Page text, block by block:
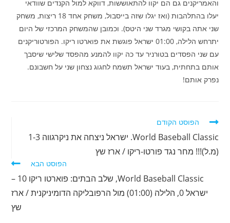
והאמריקנים גם הם יקוו להתאוששות, דווקא למול הקנדים שוודאי
יעלו בהתלהבות (ואז יגלו שזה בייסבול, משחק אחד 18 ריצות, משחק
שני אתה בקושי מגרד שני היטס). וכמובן שהמשחק המרכזי של היום
יתרחש הלילה, 01:00 ישראל פוגשת את פוארטו ריקו. הפורטוריקנים
עם שני הפסדים בטורניר עד כה יקוו להמנע מהפסד שלישי שיסבך
אותם בתחתית, בעוד ישראל תשמח לחגוג נצחון שני על חשבונם.
נפרק אותם!
לקרוא
מאמרים
נוספים
הפוסט הקודם
World Baseball Classic. ישראל ניצחה את ניקרגווה 1-3
(מ.ל)!!! מחר נגד פורטו-ריקו / ארז שץ
הפוסט הבא
World Baseball Classic, שלב הבתים: פוארטו ריקו 10 –
ישראל 0, הלילה (01:00) מול הרפובליקה הדומיניקנית / ארז
שץ